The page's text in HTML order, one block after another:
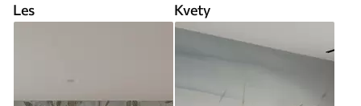
Les Kvety